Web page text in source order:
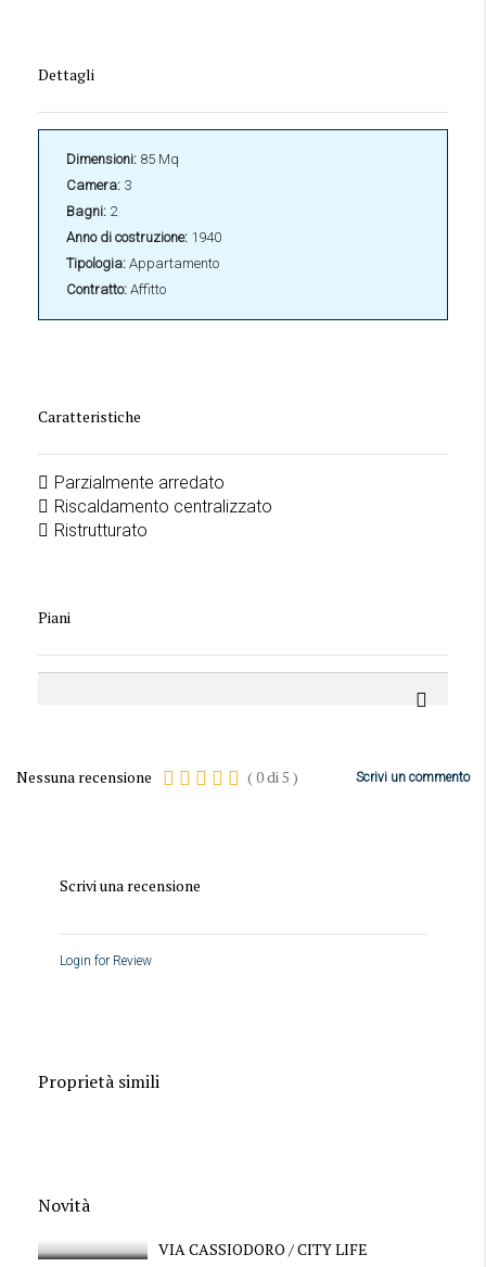
Dettagli
Dimensioni: 85 Mq
Camera: 3
Bagni: 2
Anno di costruzione: 1940
Tipologia: Appartamento
Contratto: Affitto
Caratteristiche
Parzialmente arredato
Riscaldamento centralizzato
Ristrutturato
Piani
Nessuna recensione (0di5 ) Scrivi un commento
Scrivi una recensione
Login for Review
Proprietà simili
Novità
VIA CASSIODORO / CITY LIFE